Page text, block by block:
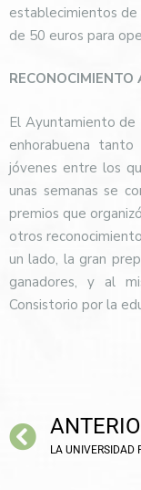
establecimientos de
de 50 euros para
RECONOCIMIENTO
El Ayuntamiento de
enhorabuena
jóvenes entre los
unas semanas se
premios que
otros
un lado, la gran
ganadores, y al
Consistorio por la